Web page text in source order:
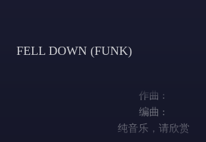
FELL DOWN (FUNK)
作曲 : ㅤㅤㅤㅤ
编曲 : ㅤㅤㅤㅤ
纯音乐，请欣赏